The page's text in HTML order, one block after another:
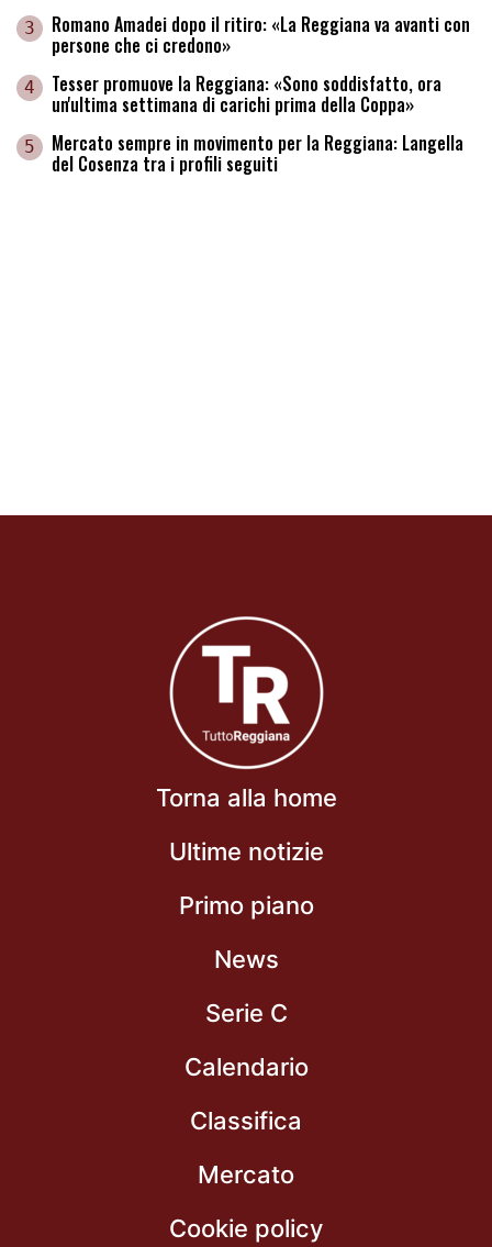
3 Romano Amadei dopo il ritiro: «La Reggiana va avanti con
persone che ci credono»
4 Tesser promuove la Reggiana: «Sono soddisfatto, ora
un'ultima settimana di carichi prima della Coppa»
5 Mercato sempre in movimento per la Reggiana: Langella
del Cosenza tra i profili seguiti
Torna alla home
Ultime notizie
Primo piano
News
Serie C
Calendario
Classifica
Mercato
Cookie policy